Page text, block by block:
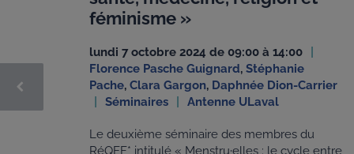
féminisme »
lundi 7 octobre 2024 de 09:00 à 14:00
Florence Pasche Guignard, Stéphanie
Pache, Clara Gargon, Daphnée Dion-Carrier
Séminaires
Antenne ULaval
Le deuxième séminaire des membres du
RéQEF* intitulé « Menstru·elles : le cycle entre